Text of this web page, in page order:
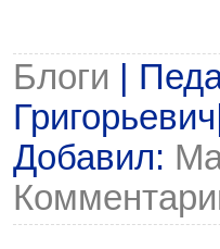
Блоги |
Добавил: